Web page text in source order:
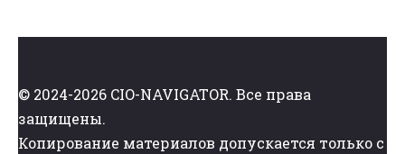
© 2024-2026 CIO-NAVIGATOR. Все права
защищены.
Копирование материалов допускается только с